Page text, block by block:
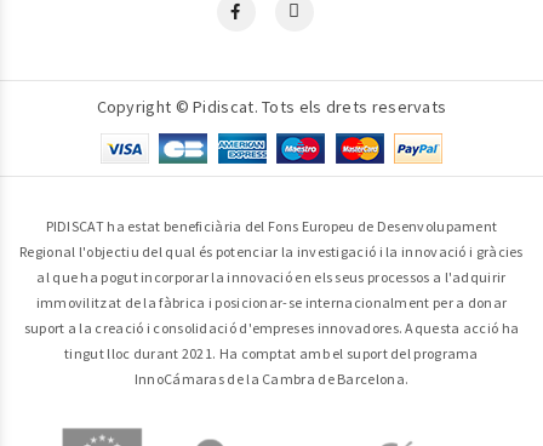
Copyright © Pidiscat. Tots els drets reservats
PIDISCAT ha estat beneficiària del Fons Europeu de Desenvolupament
Regional l'objectiu del qual és potenciar la investigació i la innovació i gràcies
al que ha pogut incorporar la innovació en els seus processos a l'adquirir
immovilitzat de la fàbrica i posicionar-se internacionalment per a donar
suport a la creació i consolidació d'empreses innovadores. Aquesta acció ha
tingut lloc durant 2021. Ha comptat amb el suport del programa
InnoCámaras de la Cambra de Barcelona.